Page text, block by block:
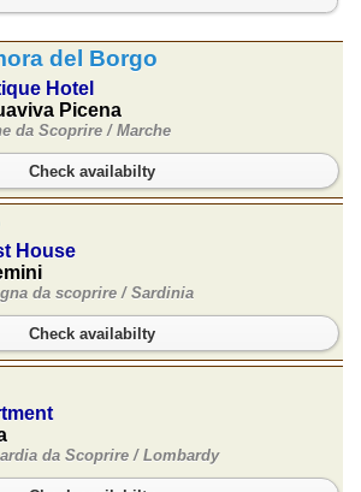
del Borgo
Hotel
Picena
da Scoprire / Marche
Check availabilty
House
da scoprire / Sardinia
Check availabilty
da Scoprire / Lombardy